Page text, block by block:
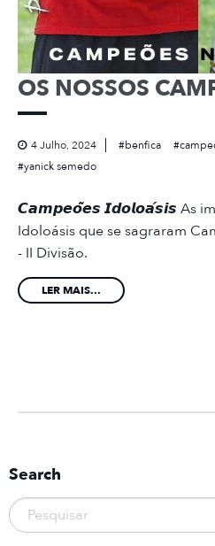
OS NOSSOS
4 Julho, 2024 benfica
yanick semedo
𝘾𝙖𝙢𝙥𝙚𝙤̃𝙚𝙨 𝙄𝙙𝙤𝙡𝙤𝙖́𝙨𝙞𝙨 As
Idoloásis que se sagraram
- II Divisão.
LER MAIS...
Search